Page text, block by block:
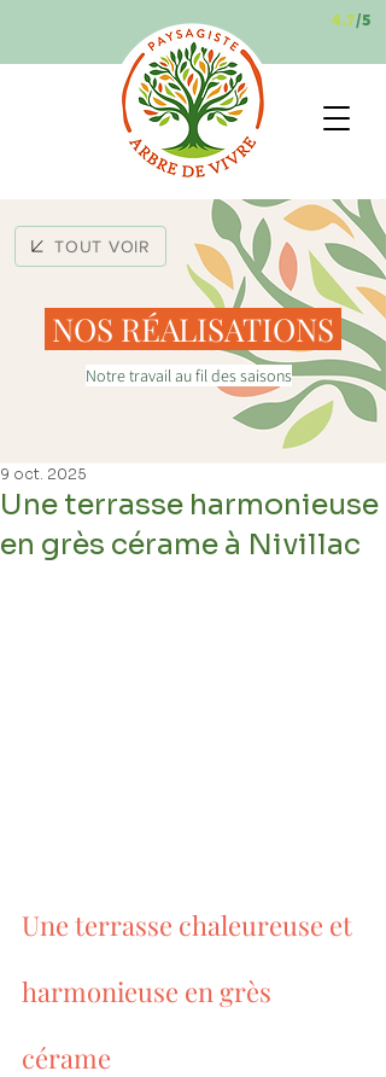
4.7/5
TOUT VOIR
NOS RÉALISATIONS
Notre travail au fil des saisons
Une terrasse harmonieuse
en grès cérame à Nivillac
9 oct. 2025
Une terrasse chaleureuse et
harmonieuse en grès
cérame